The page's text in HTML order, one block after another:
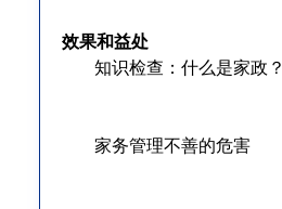
效果和益处
知识检查：什么是家政？
家务管理不善的危害